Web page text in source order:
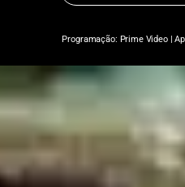
Programação: Prime Video|